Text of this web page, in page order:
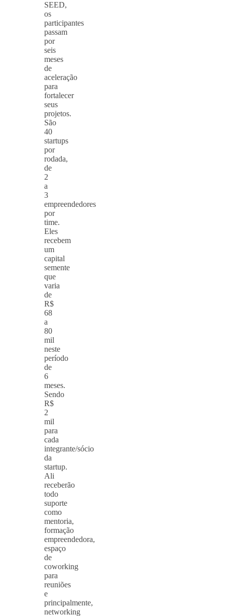
SEED,
os
participantes
passam
por
seis
meses
de
aceleração
para
fortalecer
seus
projetos.
São
40
startups
por
rodada,
de
2
a
3
empreendedores
por
time.
Eles
recebem
um
capital
semente
que
varia
de
R$
68
a
80
mil
neste
período
de
6
meses.
Sendo
R$
2
mil
para
cada
integrante/sócio
da
startup.
Ali
receberão
todo
suporte
como
mentoria,
formação
empreendedora,
espaço
de
coworking
para
reuniões
e
principalmente,
networking